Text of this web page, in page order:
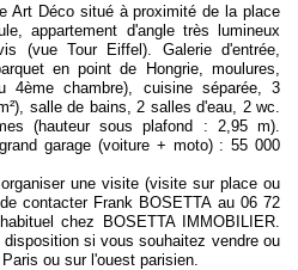
Art Déco situé à proximité de la place
appartement d'angle très lumineux
(vue Tour Eiffel). Galerie d'entrée,
en point de Hongrie, moulures,
4ème chambre), cuisine séparée, 3
salle de bains, 2 salles d'eau, 2 wc.
(hauteur sous plafond : 2,95 m).
garage (voiture + moto) : 55 000
une visite (visite sur place ou
contacter Frank BOSETTA au 06 72
chez BOSETTA IMMOBILIER.
si vous souhaitez vendre ou
ou sur l'ouest parisien.